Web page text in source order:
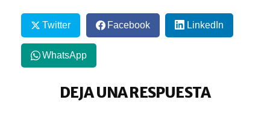
Twitter Facebook LinkedIn
WhatsApp
DEJA UNA RESPUESTA